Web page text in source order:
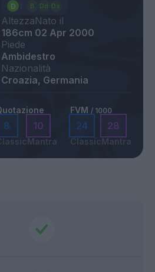
Altezza
186cm
Nato il
02 Apr 2000
Piede
Ambidestro
Nazionalità
Croazia, Germania
8 10
Mantra
FVM / 1000
24
Classic
28
Mantra